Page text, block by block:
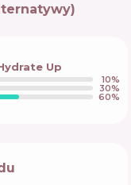
Up
10%
30%
60%